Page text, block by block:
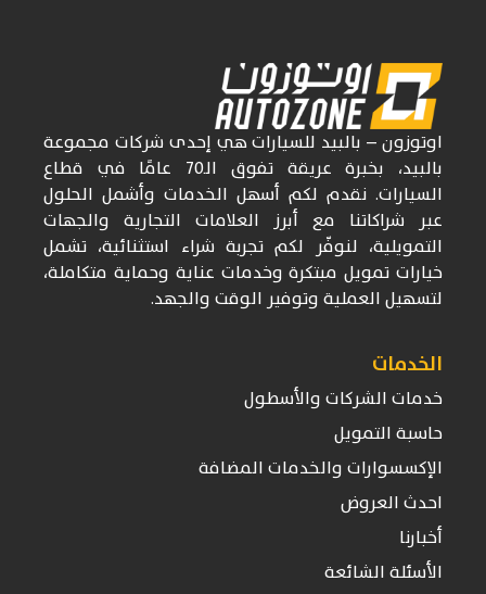
اوتوزون– بالبيد للسياراتهي إحدى شركات مجموعة
بالبيد، بخبرة عريقة تفوق الـ70
عامًا في قطاع
السيارات. نقدم لكم أسهل الخدمات وأشمل الحلول
عبر شراكاتنا مع أبرز العلامات التجارية والجهات
التمويلية، لنوفّر لكم تجربة شراء استثنائية، تشمل
خيارات تمويل مبتكرة وخدمات عناية وحماية متكاملة،
لتسهيل العملية وتوفير الوقت والجهد.
الخدمات
خدمات الشركات والأسطول
حاسبة التمويل
الإكسسوارات والخدمات المضافة
احدث العروض
أخبارنا
الأسئلة الشائعة